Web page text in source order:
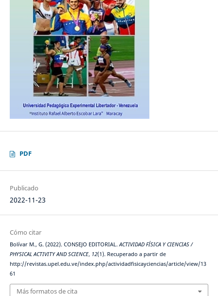
PDF
Publicado
2022-11-23
Cómo citar
Bolívar M., G. (2022). CONSEJO EDITORIAL.ACTIVIDAD FÍSICA Y CIENCIAS /
PHYSICAL ACTIVITY AND SCIENCE, 12(1). Recuperado a partir de
http://revistas.upel.edu.ve/index.php/actividadfisicayciencias/article/view/13
61
Más formatos de cita